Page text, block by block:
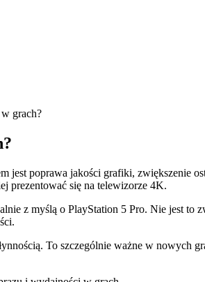
grach?
jest poprawa jakości grafiki, zwiększenie
prezentować się na telewizorze 4K.
z myślą o PlayStation 5 Pro. Nie jest to
To szczególnie ważne w nowych